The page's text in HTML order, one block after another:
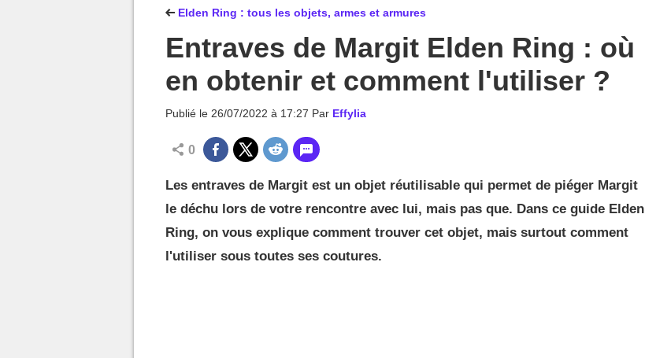
Elden Ring : tous les objets, armes et armures
Entraves de Margit Elden Ring : où
en obtenir et comment l'utiliser ?
Publié le 26/07/2022 à 17:27 Par Effylia
0
Les entraves de Margit est un objet réutilisable qui permet de piéger Margit
le déchu lors de votre rencontre avec lui, mais pas que. Dans ce guide Elden
Ring, on vous explique comment trouver cet objet, mais surtout comment
l'utiliser sous toutes ses coutures.